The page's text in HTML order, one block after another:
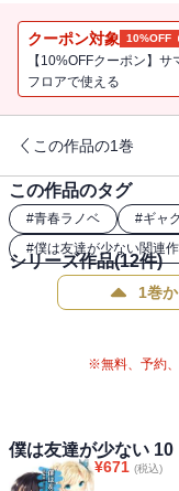
よ！クーポン対象 10%OFF
【10%OFFクーポン】
フロアで使える
この作品の1巻
この作品のタグ
#青春ラノベ #ギャ
#僕は友達が少ない関連作
シリーズ作品(12件)
1巻
※無料、予約、
僕は友達が少ない 10
¥671 (税込)